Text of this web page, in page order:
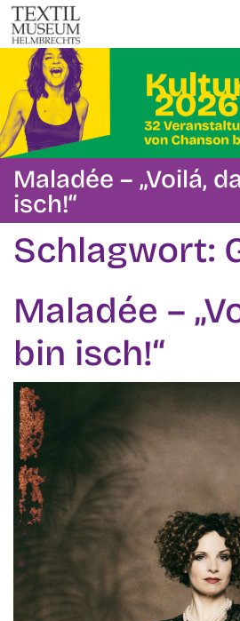
Maladée – „Voilá,
isch!“
Schlagwort:
Maladée –
bin isch!“